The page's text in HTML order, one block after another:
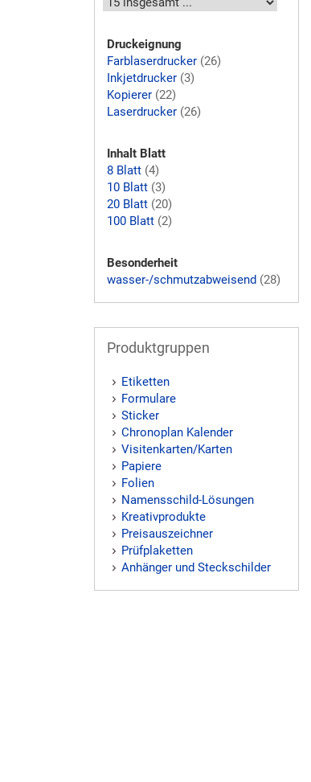
Druckeignung
Farblaserdrucker (26)
Inkjetdrucker (3)
Kopierer (22)
Laserdrucker (26)
Inhalt Blatt
8 Blatt (4)
10 Blatt (3)
20 Blatt (20)
100 Blatt (2)
Besonderheit
wasser-/schmutzabweisend (28)
Produktgruppen
Etiketten
Formulare
Sticker
Chronoplan Kalender
Visitenkarten/Karten
Papiere
Folien
Namensschild-Lösungen
Kreativprodukte
Preisauszeichner
Prüfplaketten
Anhänger und Steckschilder